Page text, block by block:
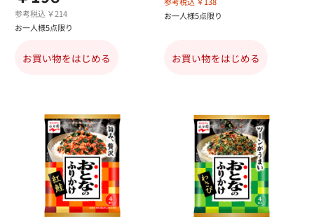
参考税込 ￥214
お一人様5点限り
お買い物をはじめる
お一人様5点限り
お買い物をはじめる